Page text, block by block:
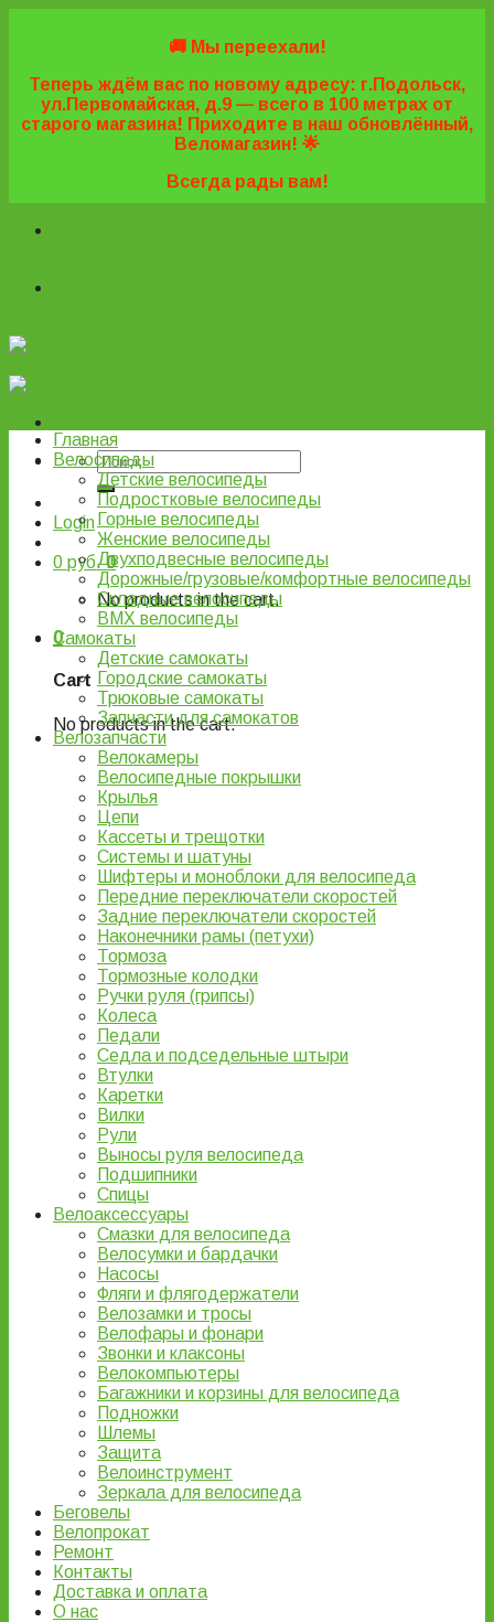
🚚 Мы переехали!
Теперь ждём вас по новому адресу: г.Подольск,
ул.Первомайская, д.9 — всего в 100 метрах от
старого магазина! Приходите в наш обновлённый,
Веломагазин! 🌟
Всегда рады вам!
Login
0 руб. 0
No products in the cart.
0
Cart
No products in the cart.
Главная
Велосипеды
Детские велосипеды
Подростковые велосипеды
Горные велосипеды
Женские велосипеды
Двухподвесные велосипеды
Дорожные/грузовые/комфортные велосипеды
Складные велосипеды
BMX велосипеды
Самокаты
Детские самокаты
Городские самокаты
Трюковые самокаты
Запчасти для самокатов
Велозапчасти
Велокамеры
Велосипедные покрышки
Крылья
Цепи
Кассеты и трещотки
Системы и шатуны
Шифтеры и моноблоки для велосипеда
Передние переключатели скоростей
Задние переключатели скоростей
Наконечники рамы (петухи)
Тормоза
Тормозные колодки
Ручки руля (грипсы)
Колеса
Педали
Седла и подседельные штыри
Втулки
Каретки
Вилки
Рули
Выносы руля велосипеда
Подшипники
Спицы
Велоаксессуары
Смазки для велосипеда
Велосумки и бардачки
Насосы
Фляги и флягодержатели
Велозамки и тросы
Велофары и фонари
Звонки и клаксоны
Велокомпьютеры
Багажники и корзины для велосипеда
Подножки
Шлемы
Защита
Велоинструмент
Зеркала для велосипеда
Беговелы
Велопрокат
Ремонт
Контакты
Доставка и оплата
О нас